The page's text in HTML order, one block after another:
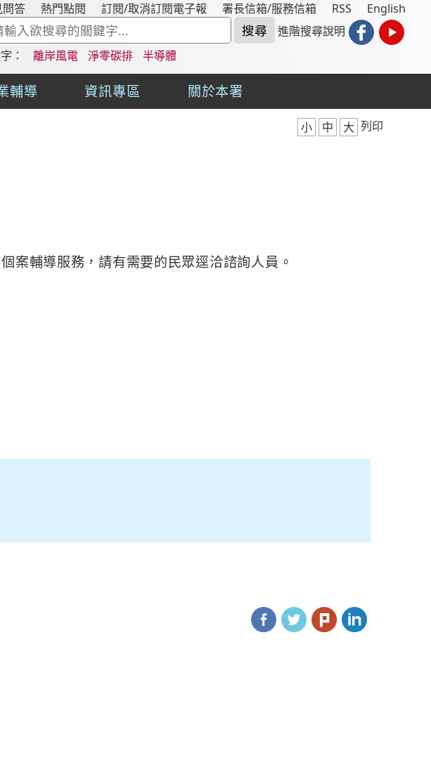
問答 熱門點閱 訂閱/取消訂閱電子報 署長信箱/服務信箱 RSS
English
進階搜尋說明
：
離岸風電 淨零碳排 半導體
輔導 資訊專區 關於本署
小 中 大 列印
案輔導服務，請有需要的民眾逕洽諮詢人員。